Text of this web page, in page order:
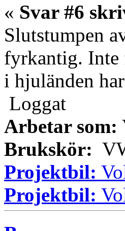
« Svar #6
Slutstumpen
fyrkantig. Inte
i hjuländen
Loggat
Arbetar som:
Brukskör:
Projektbil:
Projektbil: